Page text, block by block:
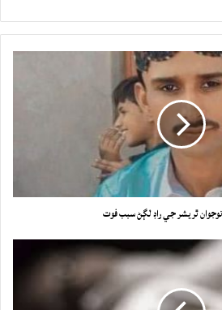
ٿريشر جي راڊ لڳڻ سبب فوت